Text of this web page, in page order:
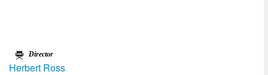
Director
Herbert Ross